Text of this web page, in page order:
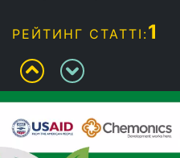
РЕЙТИНГ СТАТТІ:1